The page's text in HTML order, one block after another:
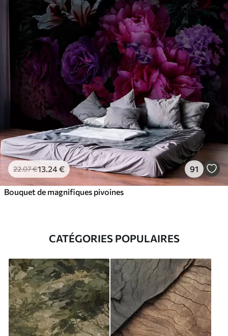
22.07€13.24€ 91
Bouquet de magnifiques pivoines
CATÉGORIES POPULAIRES